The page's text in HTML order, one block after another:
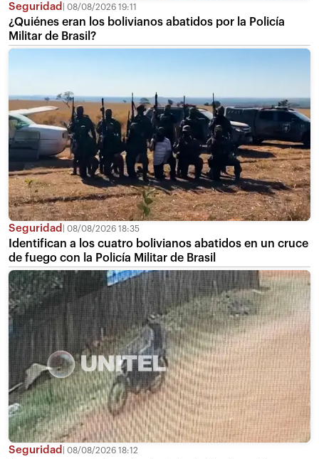
Seguridad 08/08/2026 19:11
¿Quiénes eran los bolivianos abatidos por la Policía
Militar de Brasil?
Seguridad 08/08/2026 18:35
Identifican a los cuatro bolivianos abatidos en un cruce
de fuego con la Policía Militar de Brasil
Seguridad 08/08/2026 18:12